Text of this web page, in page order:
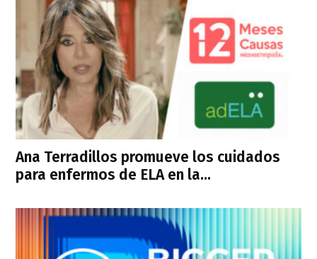
Ana Terradillos promueve los cuidados
para enfermos de ELA en la...